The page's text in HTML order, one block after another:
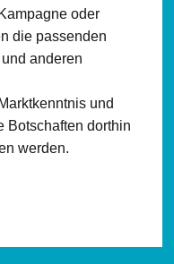
oder
die passenden
anderen
und
Botschaften dorthin
werden.